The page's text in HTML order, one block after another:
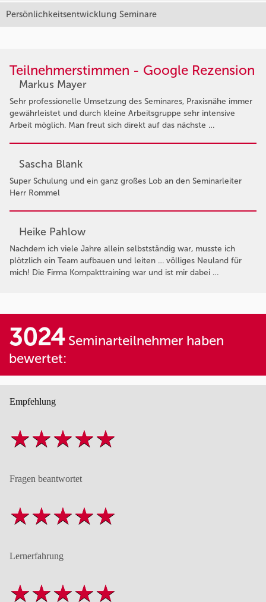
Persönlichkeitsentwicklung Seminare
Teilnehmerstimmen - Google Rezension
Markus Mayer
Sehr professionelle Umsetzung des Seminares, Praxisnähe immer
gewährleistet und durch kleine Arbeitsgruppe sehr intensive
Arbeit möglich. Man freut sich direkt auf das nächste …
Sascha Blank
Super Schulung und ein ganz großes Lob an den Seminarleiter
Herr Rommel
Heike Pahlow
Nachdem ich viele Jahre allein selbstständig war, musste ich
plötzlich ein Team aufbauen und leiten … völliges Neuland für
mich! Die Firma Kompakttraining war und ist mir dabei …
3024Seminarteilnehmer haben
bewertet:
Empfehlung
Fragen beantwortet
Lernerfahrung